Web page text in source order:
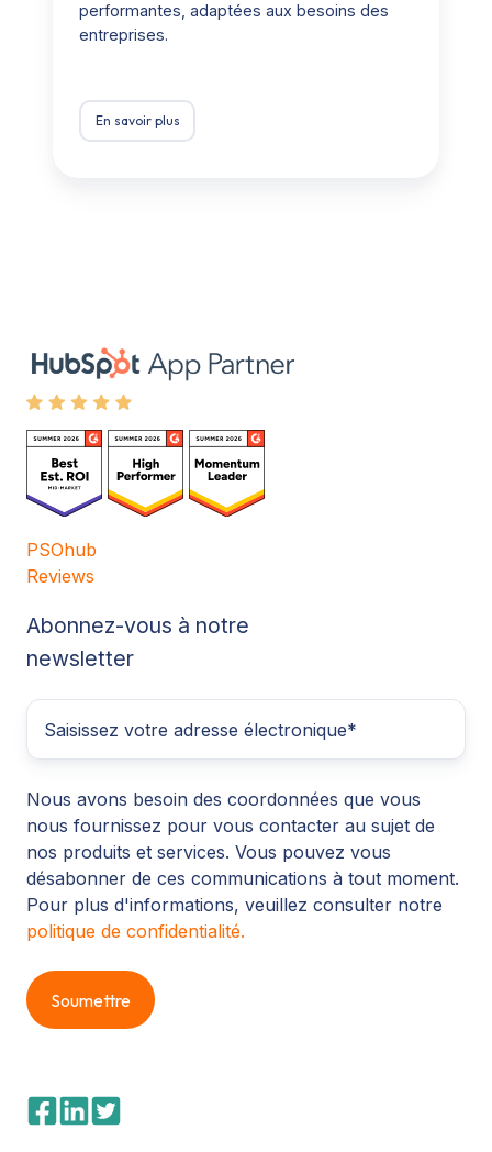
performantes, adaptées aux besoins des
entreprises.
En savoir plus
PSOhub
Reviews
Abonnez-vous à notre
newsletter
Nous avons besoin des coordonnées que vous
nous fournissez pour vous contacter au sujet de
nos produits et services. Vous pouvez vous
désabonner de ces communications à tout moment.
Pour plus d'informations, veuillez consulter notre
politique de confidentialité.